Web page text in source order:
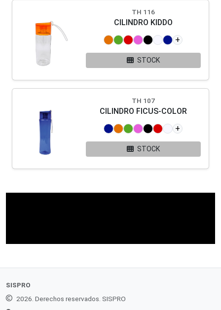
TH 116
CILINDRO KIDDO
+
STOCK
TH 107
CILINDRO FICUS-COLOR
+
STOCK
SISPRO
2026. Derechos reservados. SISPRO